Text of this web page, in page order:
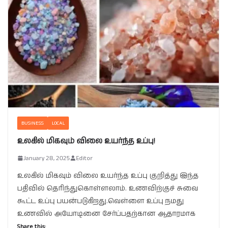
BUSINESS LOCAL
உலகில் மிகவும் விலை உயர்ந்த உப்பு!
January 28, 2025 Editor
உலகில் மிகவும் விலை உயர்ந்த உப்பு குறித்து இந்த
பதிவில் தெரிந்துகொள்ளலாம். உணவிற்குச் சுவை
கூட்ட உப்பு பயன்படுகிறது.வெள்ளை உப்பு நமது
உணவில் அயோடினை சேர்ப்பதற்கான ஆதாரமாக